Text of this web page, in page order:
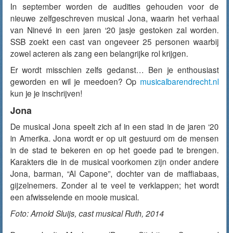
In september worden de audities gehouden voor de
nieuwe zelfgeschreven musical Jona, waarin het verhaal
van Ninevé in een jaren ‘20 jasje gestoken zal worden.
SSB zoekt een cast van ongeveer 25 personen waarbij
zowel acteren als zang een belangrijke rol krijgen.
Er wordt misschien zelfs gedanst… Ben je enthousiast
geworden en wil je meedoen? Op musicalbarendrecht.nl
kun je je inschrijven!
Jona
De musical Jona speelt zich af in een stad in de jaren ‘20
in Amerika. Jona wordt er op uit gestuurd om de mensen
in de stad te bekeren en op het goede pad te brengen.
Karakters die in de musical voorkomen zijn onder andere
Jona, barman, “Al Capone”, dochter van de maffiabaas,
gijzelnemers. Zonder al te veel te verklappen; het wordt
een afwisselende en mooie musical.
Foto: Arnold Sluijs, cast musical Ruth, 2014